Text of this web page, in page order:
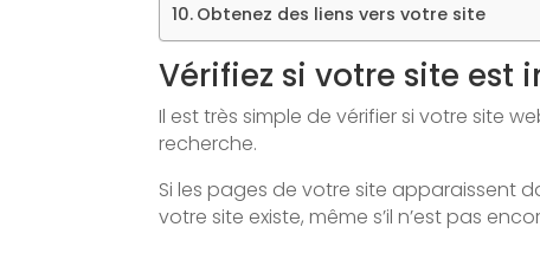
Obtenez des liens vers votre site
Vérifiez si votre site est
Il est très simple de vérifier si votre site
recherche.
Si les pages de votre site apparaissent
votre site existe, même s’il n’est pas